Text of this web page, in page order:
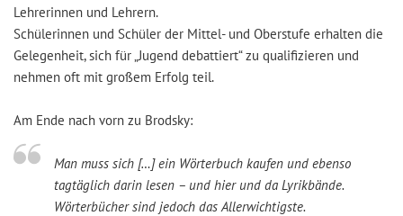
Lehrerinnen und Lehrern.
Schülerinnen und Schüler der Mittel- und Oberstufe erhalten die
Gelegenheit, sich für „Jugend debattiert“ zu qualifizieren und
nehmen oft mit großem Erfolg teil.
Am Ende nach vorn zu Brodsky:
Man muss sich […] ein Wörterbuch kaufen und ebenso
tagtäglich darin lesen – und hier und da Lyrikbände.
Wörterbücher sind jedoch das Allerwichtigste.